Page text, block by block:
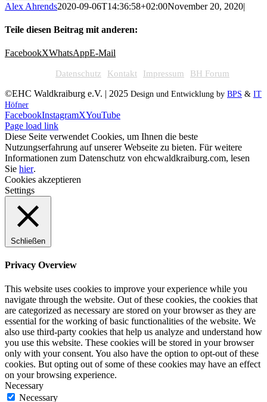
Alex Ahrends2020-09-06T14:36:58+02:00November 20, 2020|
Teile diesen Beitrag mit anderen:
FacebookXWhatsAppE-Mail
Datenschutz Kontakt Impressum BH Forum
©EHC Waldkraiburg e.V. | 2025 Design und Entwicklung by BPS & IT
Höfner
FacebookInstagramXYouTube
Page load link
Diese Seite verwendet Cookies, um Ihnen die beste
Nutzungserfahrung auf unserer Webseite zu bieten. Für weitere
Informationen zum Datenschutz von ehcwaldkraiburg.com, lesen
Sie hier.
Cookies akzeptieren
Settings
Schließen
Privacy Overview
This website uses cookies to improve your experience while you
navigate through the website. Out of these cookies, the cookies that
are categorized as necessary are stored on your browser as they are
essential for the working of basic functionalities of the website. We
also use third-party cookies that help us analyze and understand how
you use this website. These cookies will be stored in your browser
only with your consent. You also have the option to opt-out of these
cookies. But opting out of some of these cookies may have an effect
on your browsing experience.
Necessary
Necessary